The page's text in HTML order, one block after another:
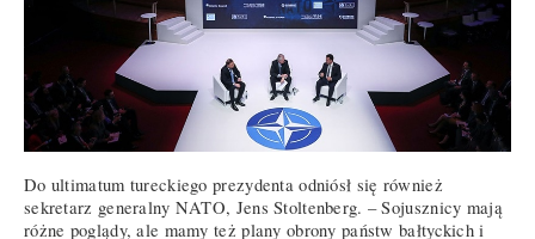
Do ultimatum tureckiego prezydenta odniósł się również
sekretarz generalny NATO, Jens Stoltenberg. – Sojusznicy mają
różne poglądy, ale mamy też plany obrony państw bałtyckich i